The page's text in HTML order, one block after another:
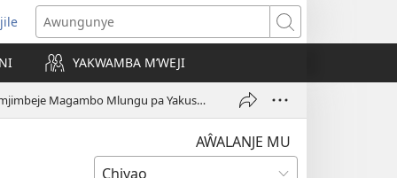
Awungunye
YAKWAMBA M’WEJI
Ana Tumjimbeje Magambo Mlungu pa Yakusawusya Yakusimana Nayo?
AŴALANJE MU